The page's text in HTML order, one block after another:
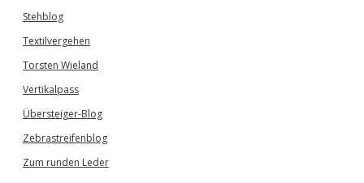
Stehblog
Textilvergehen
Torsten Wieland
Vertikalpass
Übersteiger-Blog
Zebrastreifenblog
Zum runden Leder